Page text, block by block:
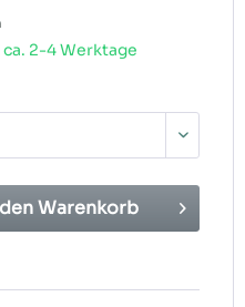
2-4 Werktage
Warenkorb